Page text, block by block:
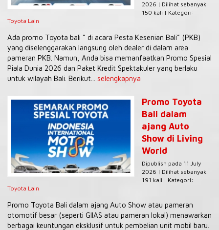
2026 | Dilihat sebanyak
150 kali | Kategori:
Toyota Lain
Ada promo Toyota bali ” di acara Pesta Kesenian Bali” (PKB)
yang diselenggarakan langsung oleh dealer di dalam area
pameran PKB. Namun, Anda bisa memanfaatkan Promo Spesial
Piala Dunia 2026 dan Paket Kredit Spektakuler yang berlaku
untuk wilayah Bali. Berikut... selengkapnya
Promo Toyota
Bali dalam
ajang Auto
Show di Living
World
Dipublish pada 11 July
2026 | Dilihat sebanyak
191 kali | Kategori:
Toyota Lain
Promo Toyota Bali dalam ajang Auto Show atau pameran
otomotif besar (seperti GIIAS atau pameran lokal) menawarkan
berbagai keuntungan eksklusif untuk pembelian unit mobil baru.